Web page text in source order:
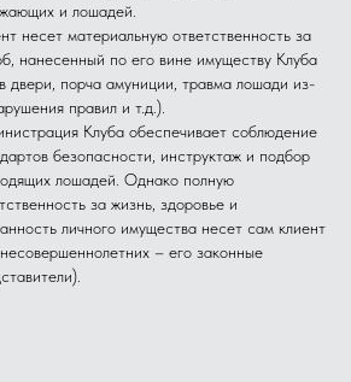
и лошадей.
несет материальную ответственность за
нанесенный по его вине имуществу Клуба
двери, порча амуниции, травма лошади из-
правил и т.д.).
Клуба обеспечивает соблюдение
безопасности, инструктаж и подбор
лошадей. Однако полную
за жизнь, здоровье и
личного имущества несет сам клиент
– его законные